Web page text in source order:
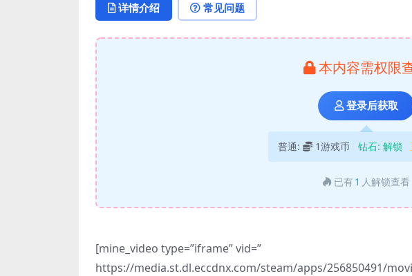
详情介绍 常见问题
本内容需权限
登录后获取
普通: 1游戏币 钻石: 解锁
已有 1 人解锁查看
[mine_video type=”iframe” vid=”
https://media.st.dl.eccdnx.com/steam/apps/256850491/